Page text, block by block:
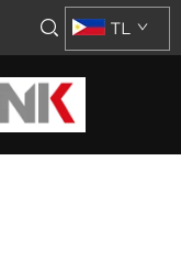
TL